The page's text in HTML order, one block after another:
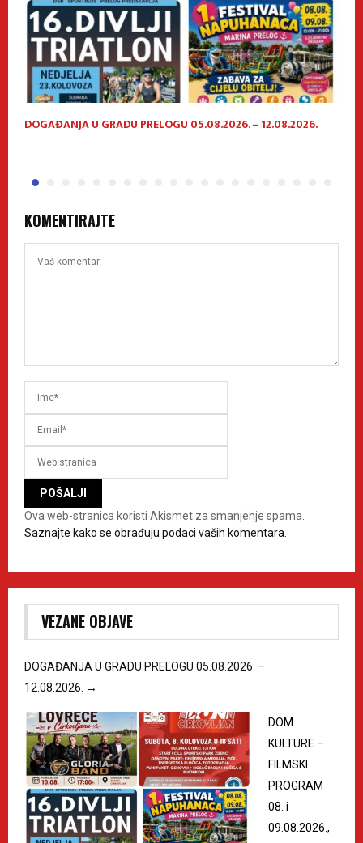
DOGAĐANJA U GRADU PRELOGU 05.08.2026. – 12.08.2026.
KOMENTIRAJTE
Ova web-stranica koristi Akismet za smanjenje spama.
Saznajte kako se obrađuju podaci vaših komentara.
VEZANE OBJAVE
DOGAĐANJA U GRADU PRELOGU 05.08.2026. –
12.08.2026. →
DOM
KULTURE –
FILMSKI
PROGRAM
08. i
09.08.2026.,